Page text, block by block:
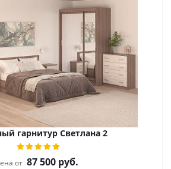
гарнитур Светлана 2
от 87 500 руб.